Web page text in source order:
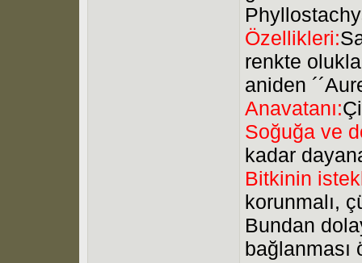
Özellikleri:
renkte
aniden
Anavatanı:
Soğuğa ve
kadar
Bitkinin
korunmalı,
Bundan
bağlanması